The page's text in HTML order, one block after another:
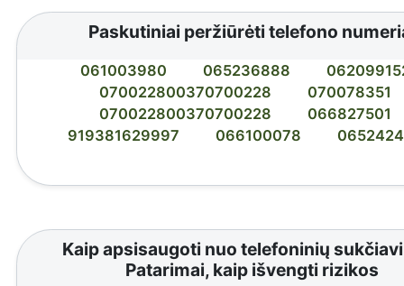
Paskutiniai peržiūrėti telefono
061003980 065236888
070022800370700228
070078351
070022800370700228
066827501
919381629997
066100078
Kaip apsisaugoti nuo telefoninių
Patarimai, kaip išvengti rizikos